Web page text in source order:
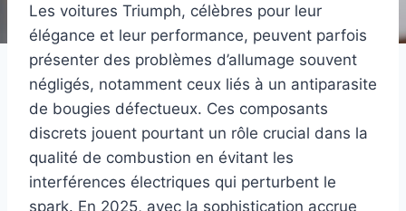
Les voitures Triumph, célèbres pour leur
élégance et leur performance, peuvent parfois
présenter des problèmes d’allumage souvent
négligés, notamment ceux liés à un antiparasite
de bougies défectueux. Ces composants
discrets jouent pourtant un rôle crucial dans la
qualité de combustion en évitant les
interférences électriques qui perturbent le
spark. En 2025, avec la sophistication accrue